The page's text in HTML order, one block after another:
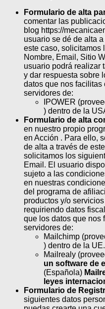
Formulario de alta
comentar las
blog https://
usuario se dé de alta
este caso, solicitamos
Nombre, Email, Sitio
usuario podrá realizar
y dar respuesta sobre
datos que nos
servidores de:
IPOWER
) dentro de la
Formulario de alta
en nuestro propio
en Acción . Para ello,
de alta a través de
solicitamos los
Email. El usuario
sujeto a las
en nuestras
del programa de
productos y/o
requiriendo datos
que los datos que nos
servidores de:
Mailchimp
) dentro de la UE.
Mailrealy
un software de
(Española)
leyes
Formulario de
siguientes datos